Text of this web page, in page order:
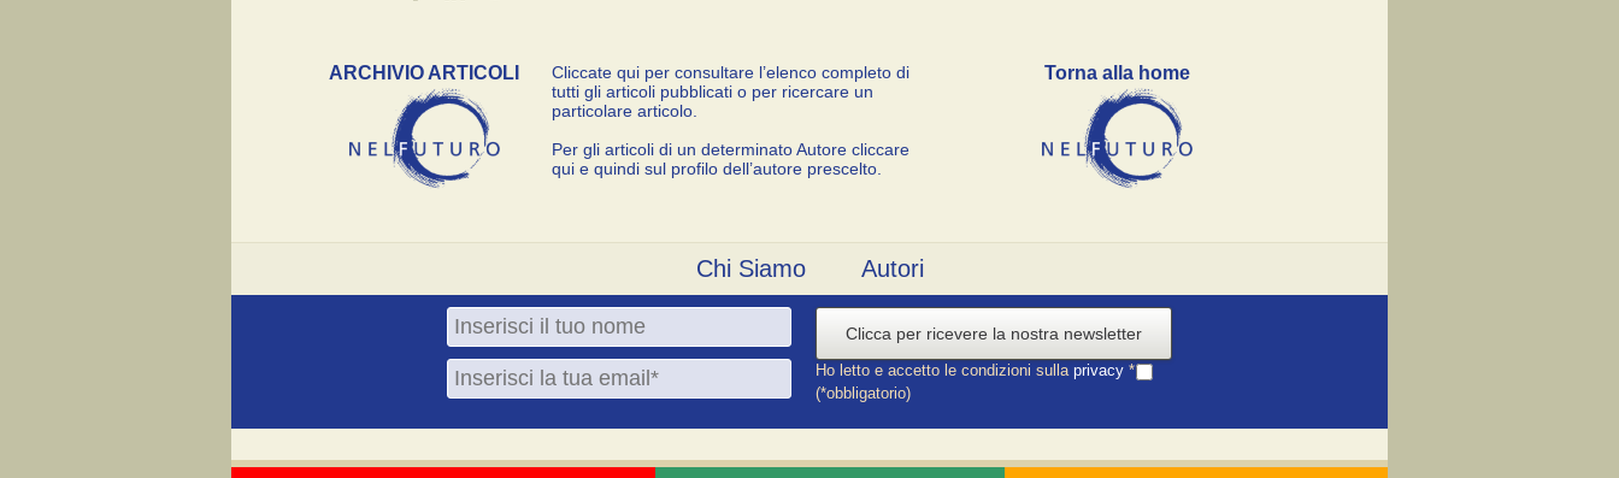
ARCHIVIO ARTICOLI
Cliccate qui per consultare l’elenco completo di
tutti gli articoli pubblicati o per ricercare un
particolare articolo.
Per gli articoli di un determinato Autore cliccare
qui e quindi sul profilo dell’autore prescelto.
Torna alla home
Chi Siamo Autori
Clicca per ricevere la nostra newsletter
Ho letto e accetto le condizioni sulla privacy *
(*obbligatorio)